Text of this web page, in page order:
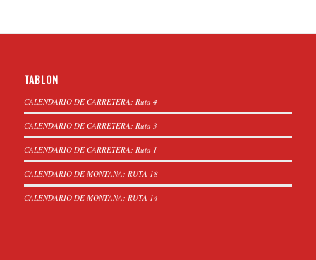
TABLON
CALENDARIO DE CARRETERA: Ruta 4
CALENDARIO DE CARRETERA: Ruta 3
CALENDARIO DE CARRETERA: Ruta 1
CALENDARIO DE MONTAÑA: RUTA 18
CALENDARIO DE MONTAÑA: RUTA 14